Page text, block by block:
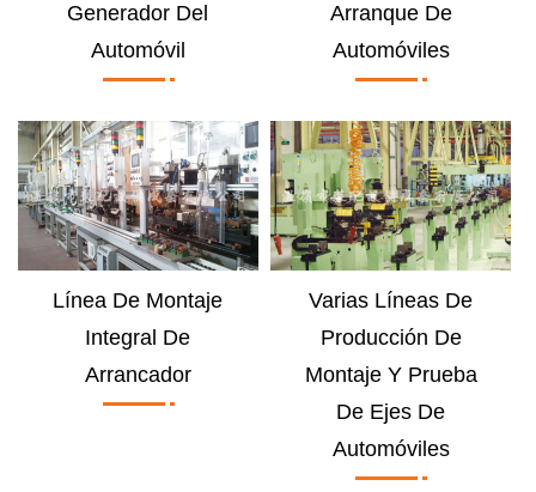
Generador Del
Automóvil
Arranque De
Automóviles
Línea De Montaje
Integral De
Arrancador
Varias Líneas De
Producción De
Montaje Y Prueba
De Ejes De
Automóviles